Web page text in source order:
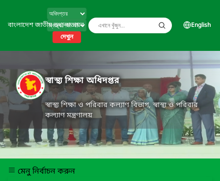
বাংলাদেশ জাতীয় তথ্য বাতায়ন
দেখুন
English
স্বাস্থ্য শিক্ষা অধিদপ্তর
স্বাস্থ্য শিক্ষা ও পরিবার কল্যাণ বিভাগ, স্বাস্থ্য ও পরিবার
কল্যাণ মন্ত্রণালয়
মেনু নির্বাচন করুন